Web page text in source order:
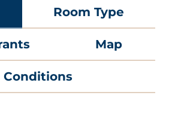
Room Type
Map
Conditions